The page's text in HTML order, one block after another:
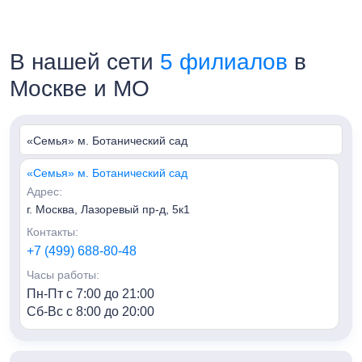
В нашей сети 5 филиалов в
Москве и МО
«Семья» м. Ботанический сад
«Семья» м. Ботанический сад
Адрес:
г. Москва, Лазоревый пр-д, 5к1
Контакты:
+7 (499) 688-80-48
Часы работы:
Пн-Пт с 7:00 до 21:00
Сб-Вс с 8:00 до 20:00